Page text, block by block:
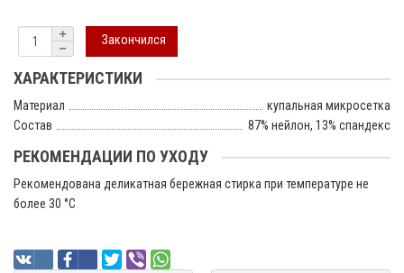
Закончился
ХАРАКТЕРИСТИКИ
Материал
купальная микросетка
Состав
87% нейлон, 13% спандекс
РЕКОМЕНДАЦИИ ПО УХОДУ
Рекомендована деликатная бережная стирка при температуре не
более 30 °C